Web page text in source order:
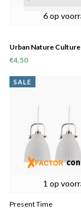
6 op
Urban Nature
Good Morning
€4,50
SALE
1 op
Present Time